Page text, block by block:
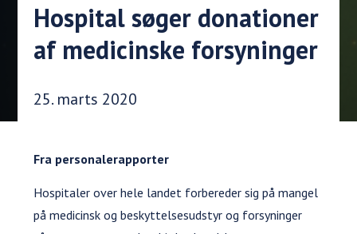
Hospital søger donationer
af medicinske forsyninger
Udgivelsesdato:
25. marts 2020
Fra personalerapporter
Hospitaler over hele landet forbereder sig på mangel
på medicinsk og beskyttelsesudstyr og forsyninger